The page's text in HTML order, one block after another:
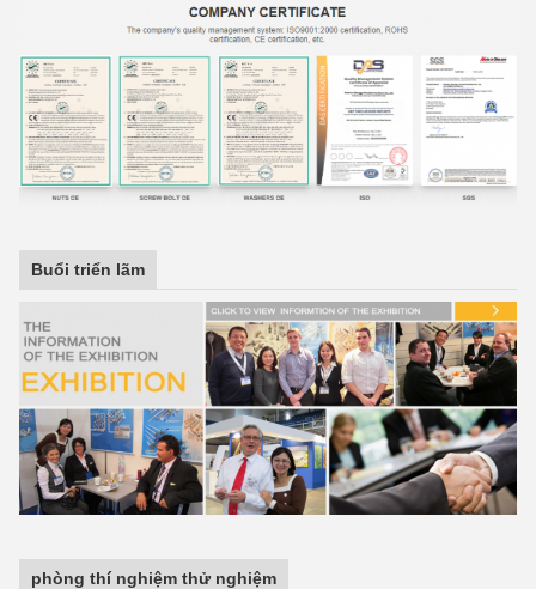
Buổi triển lãm
phòng thí nghiệm thử nghiệm